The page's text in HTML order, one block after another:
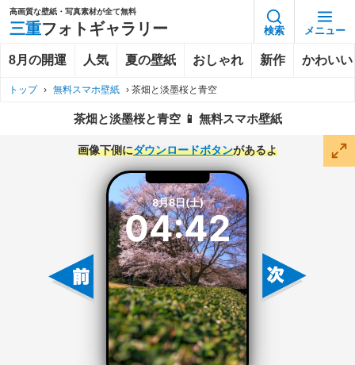
高画質な壁紙・写真素材が全て無料
三重フォトギャラリー 検索 メニュー
8月の開運 人気 夏の壁紙 おしゃれ 新作 かわいい
トップ › 無料スマホ壁紙 › 茶畑と淡墨桜と青空
茶畑と淡墨桜と青空 📱 無料スマホ壁紙
画像下側にダウンロードボタンがあるよ
8月8日(土)
04:42